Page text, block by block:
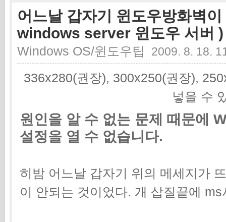
어느날 갑자기 윈도우방화벽
windows server 윈도우 서버 )
Windows OS/윈도우팁 2009. 8. 18.
336x280(권장), 300x250(권장),
넣을 수
원인을 알 수 없는 문제 때문에
설정을 열 수 없습니다.
히밤 어느날 갑자기 위의 메세지가
이 안되는 것이었다. 개 삽질끝에